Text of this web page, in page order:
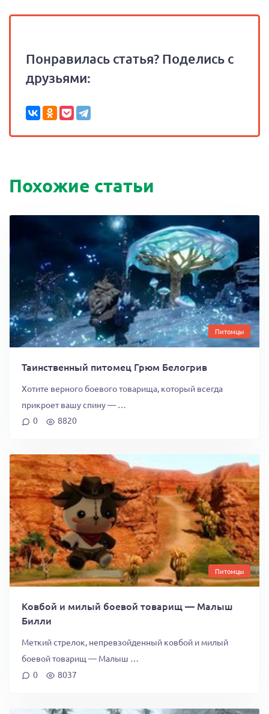
Понравилась статья? Поделись с
друзьями:
Похожие статьи
Питомцы
Таинственный питомец Грюм Белогрив
Хотите верного боевого товарища, который всегда
прикроет вашу спину — …
0
8820
Питомцы
Ковбой и милый боевой товарищ — Малыш
Билли
Меткий стрелок, непревзойденный ковбой и милый
боевой товарищ — Малыш …
0
8037